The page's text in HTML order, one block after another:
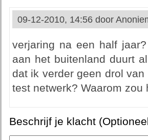
09-12-2010, 14:56 door
verjaring na een half
aan het buitenland duurt
dat ik verder geen drol
test netwerk? Waarom zou
Beschrijf je klacht